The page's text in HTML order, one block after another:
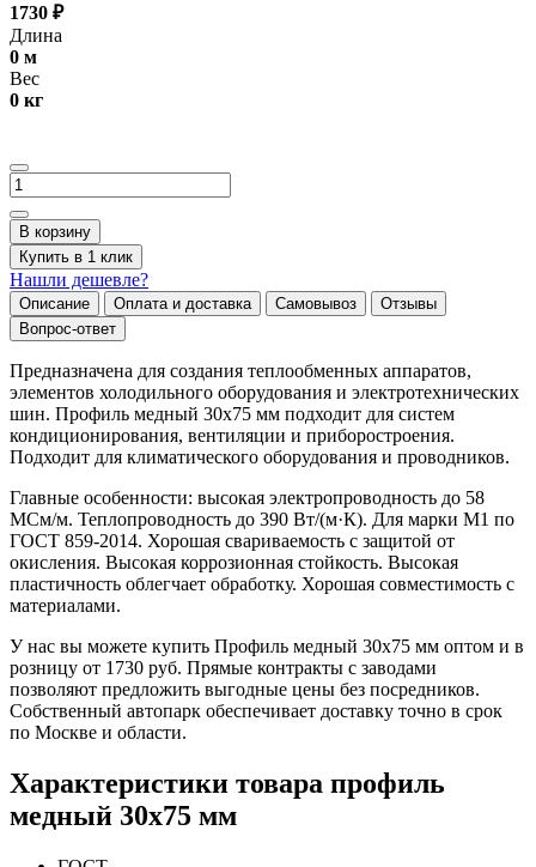
1730 ₽
Длина
0 м
Вес
0 кг
В корзину
Купить в 1 клик
Нашли дешевле?
Описание Оплата и доставка Самовывоз
Отзывы
Вопрос-ответ
Предназначена для создания теплообменных аппаратов,
элементов холодильного оборудования и электротехнических
шин. Профиль медный 30х75 мм подходит для систем
кондиционирования, вентиляции и приборостроения.
Подходит для климатического оборудования и проводников.
Главные особенности: высокая электропроводность до 58
МСм/м. Теплопроводность до 390 Вт/(м·К). Для марки М1 по
ГОСТ 859-2014. Хорошая свариваемость с защитой от
окисления. Высокая коррозионная стойкость. Высокая
пластичность облегчает обработку. Хорошая совместимость с
материалами.
У нас вы можете купить Профиль медный 30х75 мм оптом и в
розницу от 1730 руб. Прямые контракты с заводами
позволяют предложить выгодные цены без посредников.
Собственный автопарк обеспечивает доставку точно в срок
по Москве и области.
Характеристики товара профиль
медный 30х75 мм